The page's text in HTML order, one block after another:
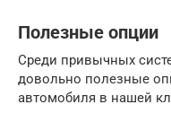
Полезные опции
Среди привычных
довольно полезные
автомобиля в нашей